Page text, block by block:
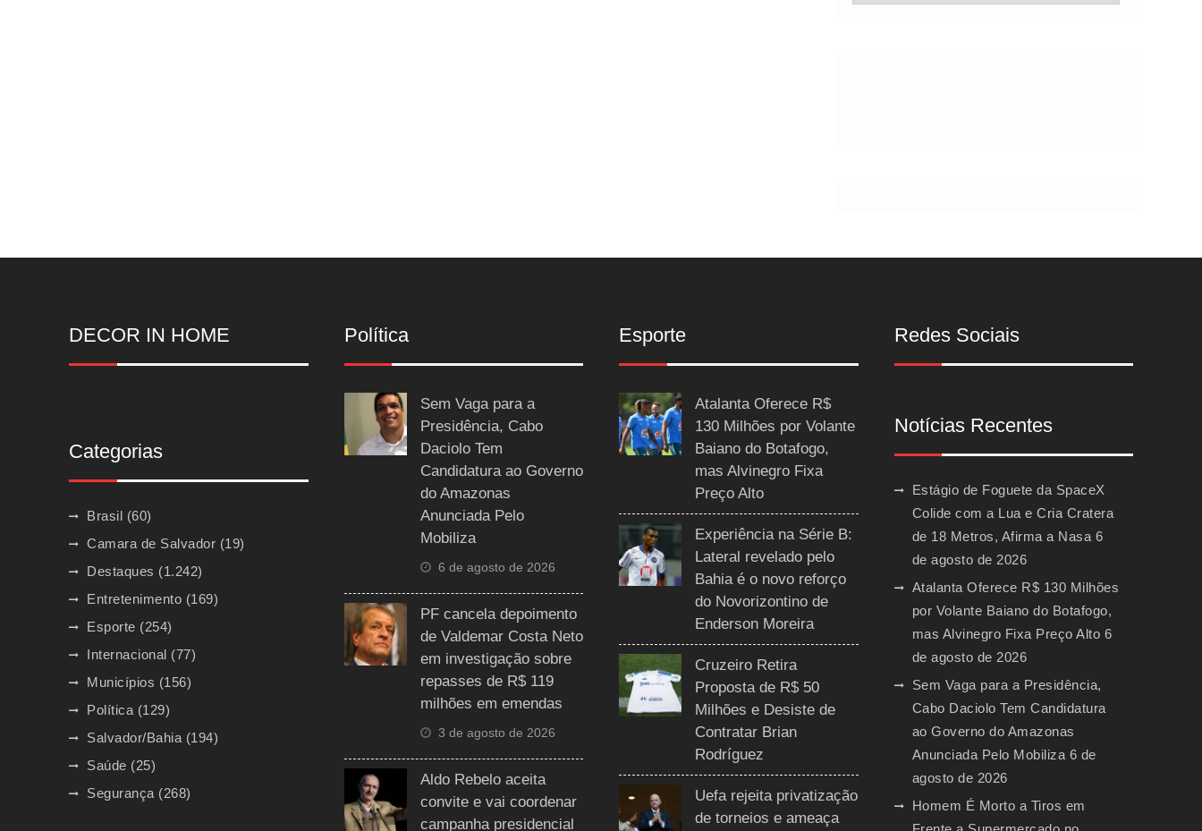
DECOR IN HOME
Categorias
Brasil (60)
Camara de Salvador (19)
Destaques (1.242)
Entretenimento (169)
Esporte (254)
Internacional (77)
Municípios (156)
Política (129)
Salvador/Bahia (194)
Saúde (25)
Segurança (268)
Política
Sem Vaga para a
Presidência, Cabo
Daciolo Tem
Candidatura ao Governo
do Amazonas
Anunciada Pelo
Mobiliza
6 de agosto de 2026
PF cancela depoimento
de Valdemar Costa Neto
em investigação sobre
repasses de R$ 119
milhões em emendas
3 de agosto de 2026
Aldo Rebelo aceita
convite e vai coordenar
campanha presidencial
Esporte
Atalanta Oferece R$
130 Milhões por Volante
Baiano do Botafogo,
mas Alvinegro Fixa
Preço Alto
Experiência na Série B:
Lateral revelado pelo
Bahia é o novo reforço
do Novorizontino de
Enderson Moreira
Cruzeiro Retira
Proposta de R$ 50
Milhões e Desiste de
Contratar Brian
Rodríguez
Uefa rejeita privatização
de torneios e ameaça
Redes Sociais
Notícias Recentes
Estágio de Foguete da SpaceX
Colide com a Lua e Cria Cratera
de 18 Metros, Afirma a Nasa 6
de agosto de 2026
Atalanta Oferece R$ 130 Milhões
por Volante Baiano do Botafogo,
mas Alvinegro Fixa Preço Alto 6
de agosto de 2026
Sem Vaga para a Presidência,
Cabo Daciolo Tem Candidatura
ao Governo do Amazonas
Anunciada Pelo Mobiliza 6 de
agosto de 2026
Homem É Morto a Tiros em